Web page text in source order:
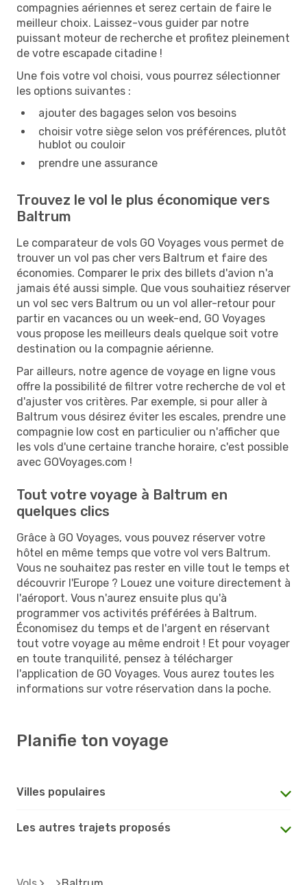
compagnies aériennes et serez certain de faire le
meilleur choix. Laissez-vous guider par notre
puissant moteur de recherche et profitez pleinement
de votre escapade citadine !
Une fois votre vol choisi, vous pourrez sélectionner
les options suivantes :
ajouter des bagages selon vos besoins
choisir votre siège selon vos préférences, plutôt
hublot ou couloir
prendre une assurance
Trouvez le vol le plus économique vers
Baltrum
Le comparateur de vols GO Voyages vous permet de
trouver un vol pas cher vers Baltrum et faire des
économies. Comparer le prix des billets d'avion n'a
jamais été aussi simple. Que vous souhaitiez réserver
un vol sec vers Baltrum ou un vol aller-retour pour
partir en vacances ou un week-end, GO Voyages
vous propose les meilleurs deals quelque soit votre
destination ou la compagnie aérienne.
Par ailleurs, notre agence de voyage en ligne vous
offre la possibilité de filtrer votre recherche de vol et
d'ajuster vos critères. Par exemple, si pour aller à
Baltrum vous désirez éviter les escales, prendre une
compagnie low cost en particulier ou n'afficher que
les vols d'une certaine tranche horaire, c'est possible
avec GOVoyages.com !
Tout votre voyage à Baltrum en
quelques clics
Grâce à GO Voyages, vous pouvez réserver votre
hôtel en même temps que votre vol vers Baltrum.
Vous ne souhaitez pas rester en ville tout le temps et
découvrir l'Europe ? Louez une voiture directement à
l'aéroport. Vous n'aurez ensuite plus qu'à
programmer vos activités préférées à Baltrum.
Économisez du temps et de l'argent en réservant
tout votre voyage au même endroit ! Et pour voyager
en toute tranquilité, pensez à télécharger
l'application de GO Voyages. Vous aurez toutes les
informations sur votre réservation dans la poche.
Planifie ton voyage
Villes populaires
Les autres trajets proposés